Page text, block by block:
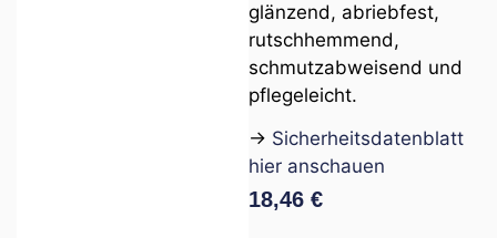
glänzend, abriebfest,
rutschhemmend,
schmutzabweisend und
pflegeleicht.
→ Sicherheitsdatenblatt
hier anschauen
18,46 €